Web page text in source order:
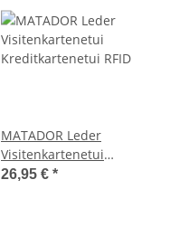
MATADOR Leder
Visitenkartenetui
Kreditkartenetui RFID
26,95 € *